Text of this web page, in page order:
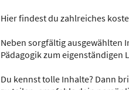
Hier findest du zahlreiches
Neben sorgfältig ausgewählten
Pädagogik zum eigenständigen
Du kennst tolle Inhalte? Dann